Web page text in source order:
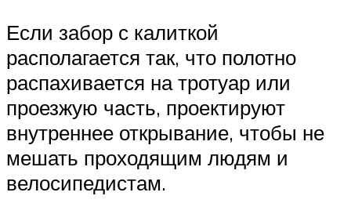
Если забор с калиткой
располагается так, что полотно
распахивается на тротуар или
проезжую часть, проектируют
внутреннее открывание, чтобы не
мешать проходящим людям и
велосипедистам.